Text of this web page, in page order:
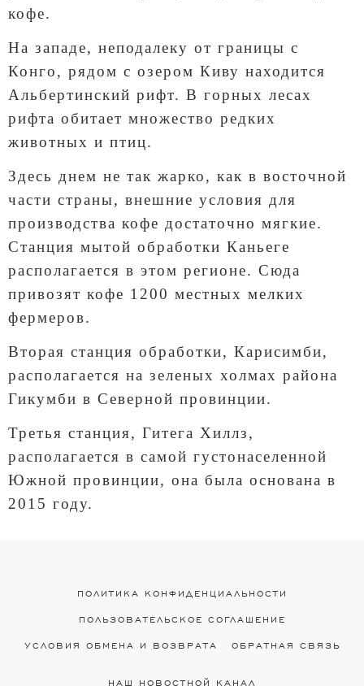
кофе.
На западе, неподалеку от границы с
Конго, рядом с озером Киву находится
Альбертинский рифт. В горных лесах
рифта обитает множество редких
животных и птиц.
Здесь днем не так жарко, как в восточной
части страны, внешние условия для
производства кофе достаточно мягкие.
Станция мытой обработки Каньеге
располагается в этом регионе. Сюда
привозят кофе 1200 местных мелких
фермеров.
Вторая станция обработки, Карисимби,
располагается на зеленых холмах района
Гикумби в Северной провинции.
Третья станция, Гитега Хиллз,
располагается в самой густонаселенной
Южной провинции, она была основана в
2015 году.
ПОЛИТИКА КОНФИДЕНЦИАЛЬНОСТИ
ПОЛЬЗОВАТЕЛЬСКОЕ СОГЛАШЕНИЕ
УСЛОВИЯ ОБМЕНА И ВОЗВРАТА ОБРАТНАЯ СВЯЗЬ
НАШ НОВОСТНОЙ КАНАЛ